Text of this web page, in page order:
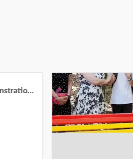
Auto-Anschlag auf Demonstration in München: